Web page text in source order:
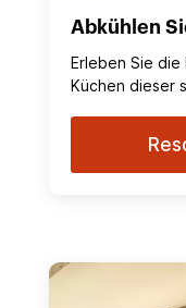
Abkühlen
Erleben Sie
Küchen dieser